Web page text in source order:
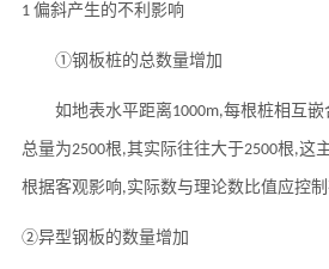
1 偏斜产生的不利影响
①钢板桩的总数量增加
如地表水平距离1000m,每根桩相互嵌
总量为2500根,其实际往往大于2500根,这
根据客观影响,实际数与理论数比值应控
②异型钢板的数量增加